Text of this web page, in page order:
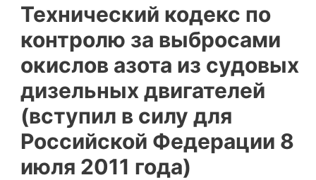
Технический кодекс по
контролю за выбросами
окислов азота из судовых
дизельных двигателей
(вступил в силу для
Российской Федерации 8
июля 2011 года)